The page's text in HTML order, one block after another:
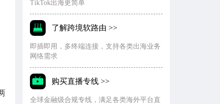
TikTok出海更简单
了解跨境软路由 >>
即插即用，多终端连接，支持各类出海业务
网络需求
购买直播专线 >>
全球金融级合规专线，满足各类海外平台直